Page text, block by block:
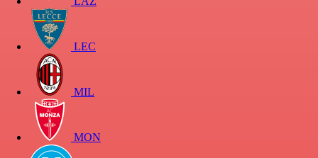
LEC
MIL
MON